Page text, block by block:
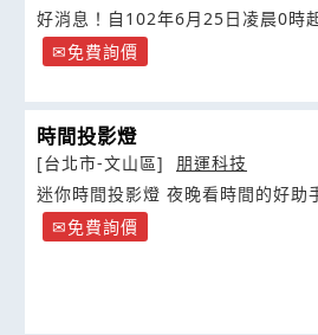
好消息！自102年6月25日凌晨0時
免費詢價
時間投影燈
[台北市-文山區]
朋運科技
迷你時間投影燈 夜晚看時間的好
免費詢價